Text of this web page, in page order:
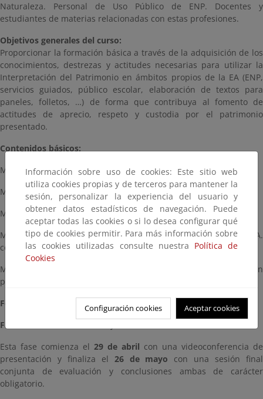
Naturaleza. Personal de Uso Público de ENP. Docentes y
estudiantes de materias relacionadas con estas profesiones.
Objetivos generales del curso:
Proporcionar la formación básica a través de la adquisición de los
conocimientos, destrezas y actitudes necesarias para utilizar la
Interpretación del Patrimonio en ámbitos propios de la EA (ENP,
servicios guiados, público escolar, elaboración de textos para
paneles, folletos, …) de forma que contribuya al fomento de
actitudes de aprecio, respeto y custodia por el patrimonio
presentado.
Contenidos básicos:
Módulo 1: Fundamentos de la interpretación del patrimonio
Módulo 2: Itinerarios interpretativos guiados
Módulo 3: Interpretación no secuencial (Autoguiada)
Módulo 4: Interpretación como herramientas cómo para la E.A.
con público cautivo.
Módulo 5: La IP como herramienta en Educación Ambiental con
público general
Formato: mixto
Fase en-línea.
Esta fase comienza el 29 de abril con una videoconferencia de
presentación y finaliza el 26 de mayo con una sesión final
conjunta de evaluación y conclusiones ambas de carácter
obligatorio.
Información sobre uso de cookies: Este sitio web
utiliza cookies propias y de terceros para mantener la
sesión, personalizar la experiencia del usuario y
obtener datos estadísticos de navegación. Puede
aceptar todas las cookies o si lo desea configurar qué
tipo de cookies permitir. Para más información sobre
las cookies utilizadas consulte nuestra Política de
Cookies
Configuración cookies Aceptar cookies